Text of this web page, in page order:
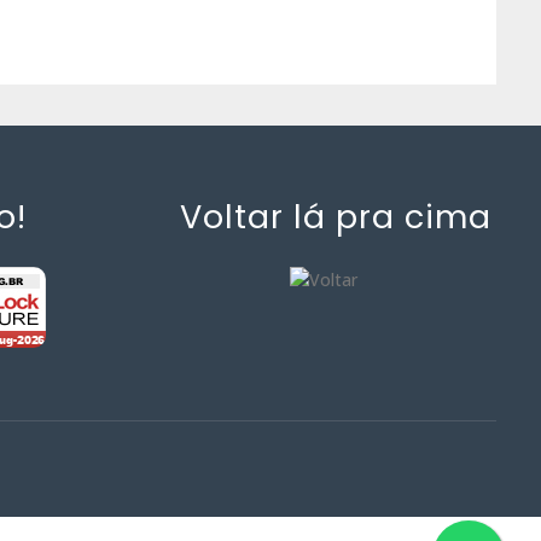
Voltar lá pra cima